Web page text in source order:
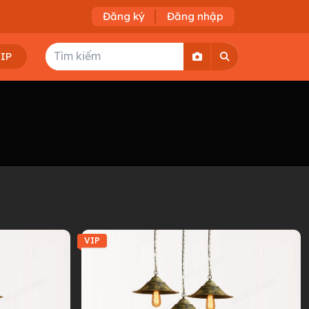
Đăng ký Đăng nhập
VIP